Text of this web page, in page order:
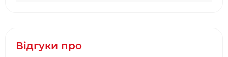
Розмір без упаковки 3 x 65 x 47,5 см
Відгуки про